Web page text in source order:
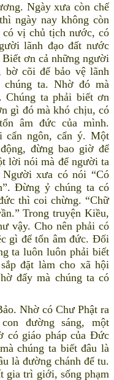
Ngày xưa còn chế
ngày nay không còn
vị chủ tịch nước, có
lãnh đạo đất nước
ơn cả những người
bờ cõi để bảo vệ lãnh
chúng ta. Nhờ đó mà
Chúng ta phải biết ơn
gì đó mà khó chịu, có
âm đức của mình.
cẩn ngôn, cẩn ý. Một
đừng bao giờ để
lời nói mà để người ta
xưa có nói “Có
Đừng ỷ chúng ta có
thì coi chừng. “Chữ
Trong truyện Kiều,
vậy. Cho nên phải có
gì để tổn âm đức. Đối
ta luôn luôn phải biết
đặt làm cho xã hội
đấy mà chúng ta có
Nhờ có Chư Phật ra
đường sáng, một
có giáo pháp của Đức
chúng ta biết đâu là
là đường chánh để tu.
gia trì giới, sống phạm